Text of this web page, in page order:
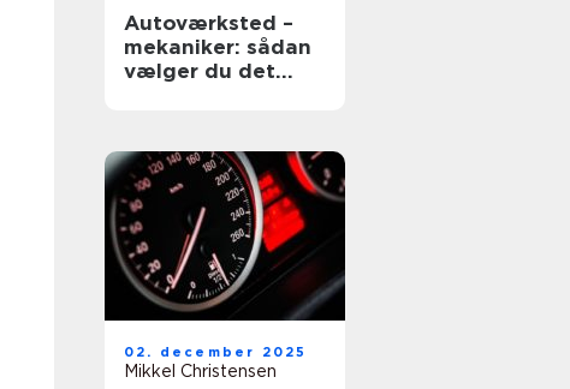
Autoværksted –
mekaniker: sådan
vælger du det
02. december 2025
Mikkel Christensen